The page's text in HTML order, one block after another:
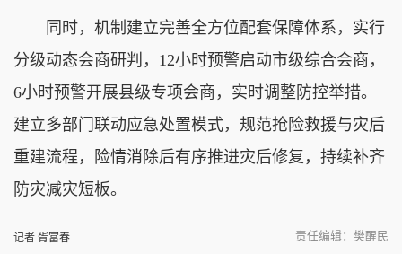
同时，机制建立完善全方位配套保障体系，实行
分级动态会商研判，12小时预警启动市级综合会商，
6小时预警开展县级专项会商，实时调整防控举措。
建立多部门联动应急处置模式，规范抢险救援与灾后
重建流程，险情消除后有序推进灾后修复，持续补齐
防灾减灾短板。
记者 胥富春 责任编辑：樊醒民